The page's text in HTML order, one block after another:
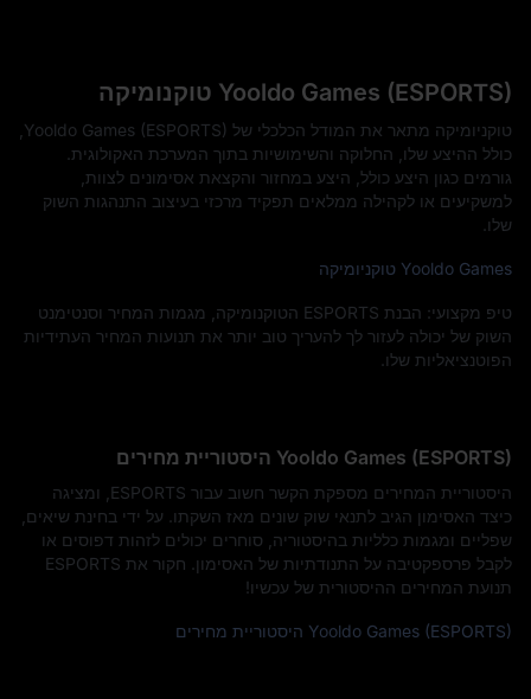
Yooldo Games (ESPORTS) טוקנומיקה
כולל ההיצע שלו, החלוקה והשימושיות בתוך המערכת האקולוגית.
גורמים כגון היצע כולל, היצע במחזור והקצאת אסימונים לצוות,
למשקיעים או לקהילה ממלאים תפקיד מרכזי בעיצוב התנהגות השוק
שלו.
Yooldo Games טוקניומיקה
טיפ מקצועי: הבנת ESPORTS הטוקנומיקה, מגמות המחיר וסנטימנט
השוק של יכולה לעזור לך להעריך טוב יותר את תנועות המחיר העתידיות
הפוטנציאליות שלו.
Yooldo Games (ESPORTS) היסטוריית מחירים
היסטוריית המחירים מספקת הקשר חשוב עבור ESPORTS, ומציגה
כיצד האסימון הגיב לתנאי שוק שונים מאז השקתו. על ידי בחינת שיאים,
שפליים ומגמות כלליות בהיסטוריה, סוחרים יכולים לזהות דפוסים או
לקבל פרספקטיבה על התנודתיות של האסימון. חקור את ESPORTS
תנועת המחירים ההיסטורית של עכשיו!
Yooldo Games (ESPORTS) היסטוריית מחירים